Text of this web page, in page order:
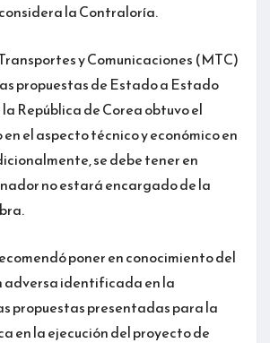
la Contraloría.
y Comunicaciones (MTC)
propuestas de Estado a Estado
República de Corea obtuvo el
el aspecto técnico y económico en
se debe tener en
no estará encargado de la
poner en conocimiento del
adversa identificada en la
propuestas presentadas para la
en la ejecución del proyecto de